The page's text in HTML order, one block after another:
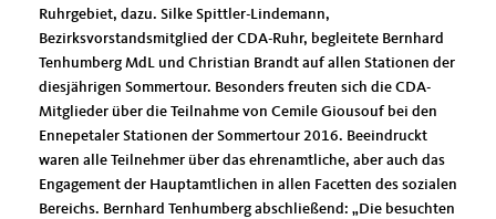
Ruhrgebiet, dazu. Silke Spittler-Lindemann,
Bezirksvorstandsmitglied der CDA-Ruhr, begleitete Bernhard
Tenhumberg MdL und Christian Brandt auf allen Stationen der
diesjährigen Sommertour. Besonders freuten sich die CDA-
Mitglieder über die Teilnahme von Cemile Giousouf bei den
Ennepetaler Stationen der Sommertour 2016. Beeindruckt
waren alle Teilnehmer über das ehrenamtliche, aber auch das
Engagement der Hauptamtlichen in allen Facetten des sozialen
Bereichs. Bernhard Tenhumberg abschließend: „Die besuchten